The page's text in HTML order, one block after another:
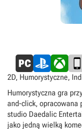
2D, Humorystyczne,
Singleplayer,
Humorystyczna gra
and-click, opracowana
studio Daedalic
jako jedną wielką